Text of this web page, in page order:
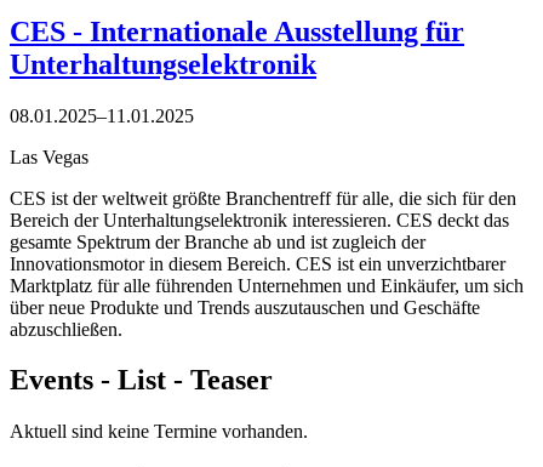
CES - Internationale Ausstellung für
Unterhaltungselektronik
08.01.2025–11.01.2025
Las Vegas
CES ist der weltweit größte Branchentreff für alle, die sich für den
Bereich der Unterhaltungselektronik interessieren. CES deckt das
gesamte Spektrum der Branche ab und ist zugleich der
Innovationsmotor in diesem Bereich. CES ist ein unverzichtbarer
Marktplatz für alle führenden Unternehmen und Einkäufer, um sich
über neue Produkte und Trends auszutauschen und Geschäfte
abzuschließen.
Events - List - Teaser
Aktuell sind keine Termine vorhanden.